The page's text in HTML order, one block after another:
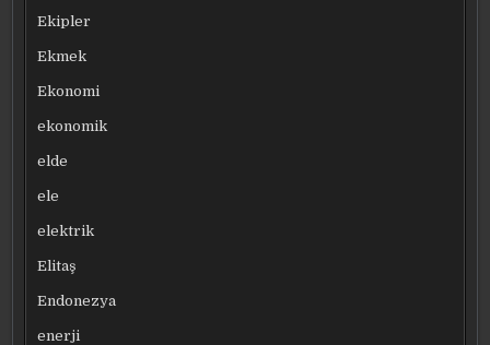
Ekipler
Ekmek
Ekonomi
ekonomik
elde
ele
elektrik
Elitaş
Endonezya
enerji